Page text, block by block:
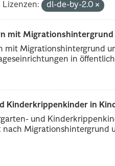
Lizenzen: dl-de-by-2.0
mit
mit Migrationshintergrund
in
Kinderkrippenkinder in
und
nach Migrationshintergrund